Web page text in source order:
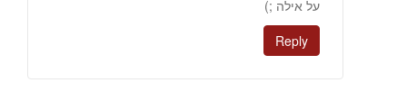
על אילה ;)
Reply